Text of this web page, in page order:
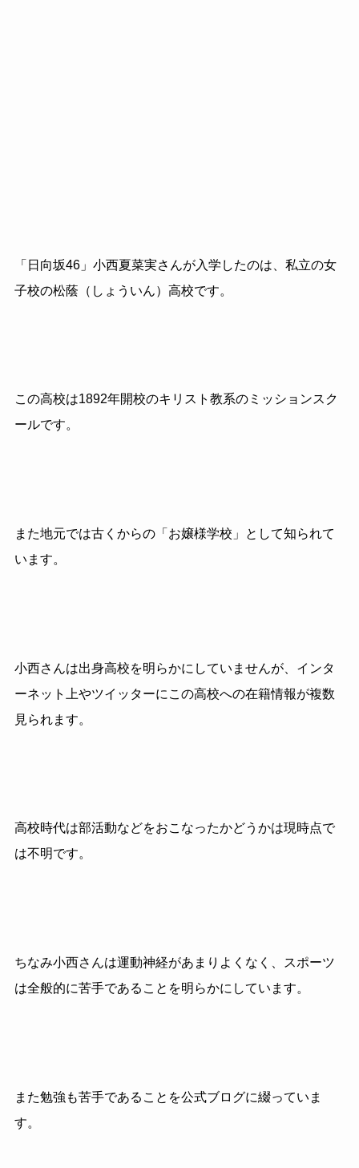
「日向坂46」小西夏菜実さんが入学したのは、私立の女
子校の松蔭（しょういん）高校です。
この高校は1892年開校のキリスト教系のミッションスク
ールです。
また地元では古くからの「お嬢様学校」として知られて
います。
小西さんは出身高校を明らかにしていませんが、インタ
ーネット上やツイッターにこの高校への在籍情報が複数
見られます。
高校時代は部活動などをおこなったかどうかは現時点で
は不明です。
ちなみ小西さんは運動神経があまりよくなく、スポーツ
は全般的に苦手であることを明らかにしています。
また勉強も苦手であることを公式ブログに綴っていま
す。